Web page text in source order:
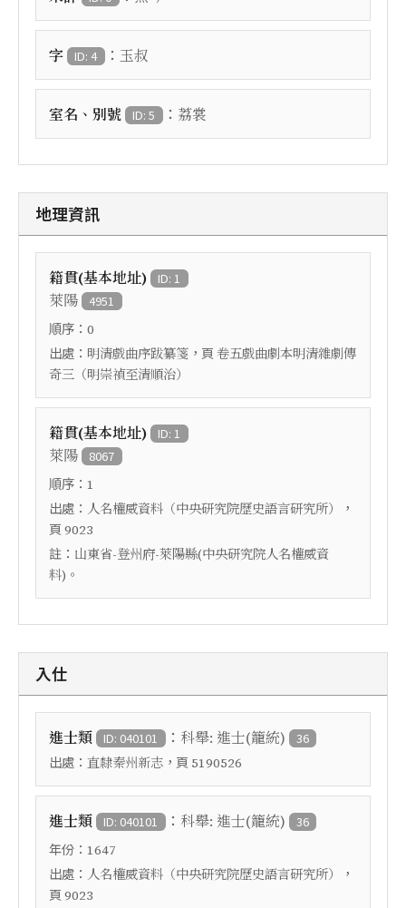
字 ID: 4 ： 玉叔
室名、別號 ID: 5 ： 荔裳
地理資訊
籍貫(基本地址) ID: 1
萊陽 4951
順序： 0
出處： 明清戲曲序跋纂箋 ，頁 卷五戲曲劇本明清雜劇傳
奇三（明崇禎至清順治）
籍貫(基本地址) ID: 1
萊陽 8067
順序： 1
出處： 人名權威資料（中央研究院歷史語言研究所）
，
頁 9023
註： 山東省-登州府-萊陽縣(中央研究院人名權威資
料)。
入仕
進士類 ID: 040101 ： 科舉: 進士(籠統) 36
出處： 直隸秦州新志 ，頁 5190526
進士類 ID: 040101 ： 科舉: 進士(籠統) 36
年份： 1647
出處： 人名權威資料（中央研究院歷史語言研究所）
，
頁 9023